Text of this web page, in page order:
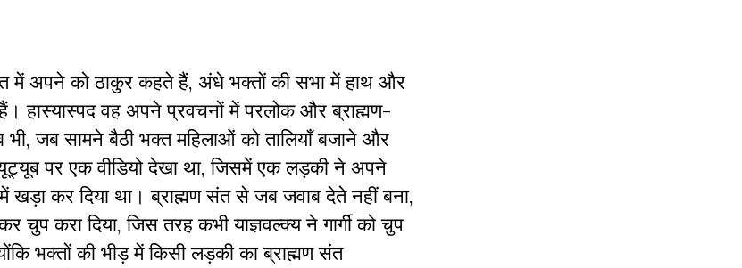
में अपने को ठाकुर कहते हैं, अंधे भक्तों की सभा में हाथ और
हैं। हास्यास्पद वह अपने प्रवचनों में परलोक और ब्राह्मण-
जब सामने बैठी भक्त महिलाओं को तालियाँ बजाने और
पर एक वीडियो देखा था, जिसमें एक लड़की ने अपने
खड़ा कर दिया था। ब्राह्मण संत से जब जवाब देते नहीं बना,
करा दिया, जिस तरह कभी याज्ञवल्क्य ने गार्गी को चुप
भक्तों की भीड़ में किसी लड़की का ब्राह्मण संत